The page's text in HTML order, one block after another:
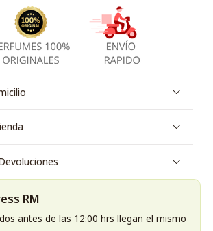
RM
antes de las 12:00 hrs llegan el mismo